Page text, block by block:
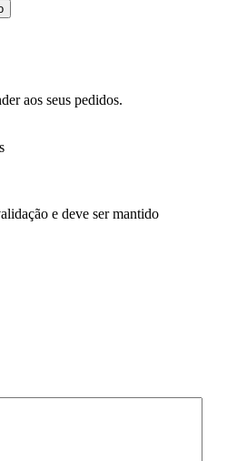
aos seus pedidos.
e deve ser mantido